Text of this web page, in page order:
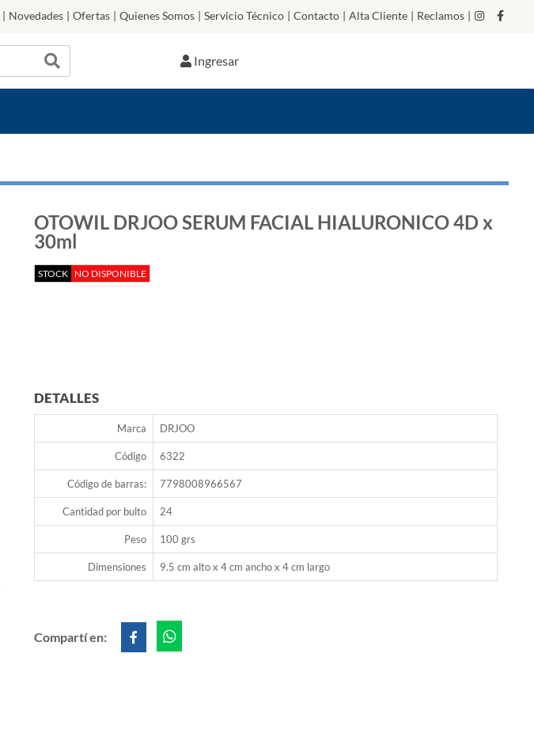
| Novedades | Ofertas | Quienes Somos | Servicio Técnico | Contacto | Alta Cliente | Reclamos |
Ingresar
OTOWIL DRJOO SERUM FACIAL HIALURONICO 4D x
30ml
STOCK NO DISPONIBLE
DETALLES
Marca DRJOO
Código 6322
Código de barras: 7798008966567
Cantidad por bulto 24
Peso 100 grs
Dimensiones 9.5 cm alto x 4 cm ancho x 4 cm largo
Compartí en: